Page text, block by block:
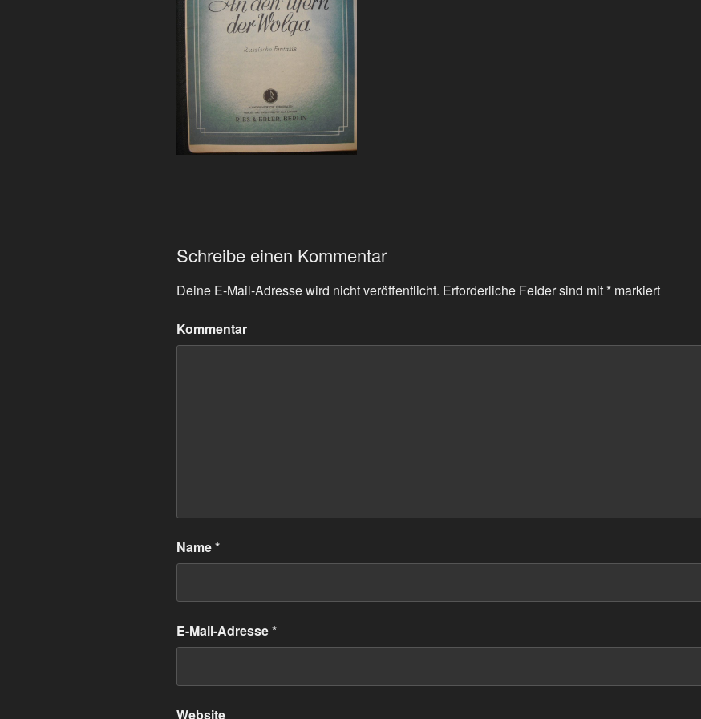
Schreibe einen Kommentar
Deine E-Mail-Adresse wird nicht veröffentlicht. Erforderliche Felder sind mit* markiert
Kommentar
Name*
E-Mail-Adresse*
Website